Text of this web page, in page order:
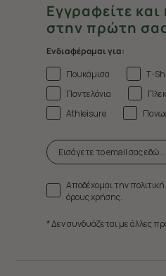
Εγγραφείτε και
στην πρώτη
Ενδιαφέρομαι για:
Πουκάμισα
T-
Παντελόνια
Athleisure
Αποδέχομαι την
όρους χρήσης.
* Δεν συνδυάζεται με άλλες